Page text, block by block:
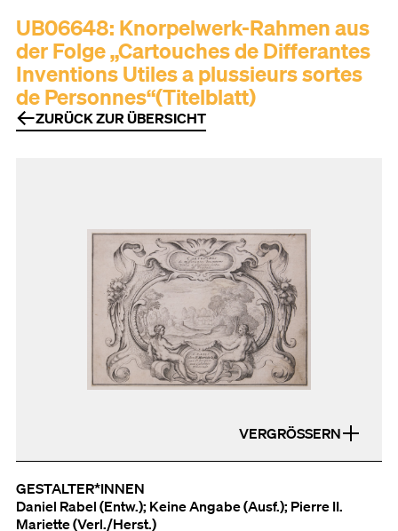
UB06648: Knorpelwerk-Rahmen aus
der Folge „Cartouches de Differantes
Inventions Utiles a plussieurs sortes
de Personnes“(Titelblatt)
ZURÜCK ZUR ÜBERSICHT
VERGRÖSSERN
GESTALTER*INNEN
Daniel Rabel (Entw.); Keine Angabe (Ausf.); Pierre II.
Mariette (Verl./Herst.)